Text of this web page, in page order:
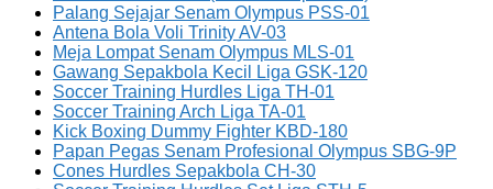
Palang Sejajar Senam Olympus PSS-01
Antena Bola Voli Trinity AV-03
Meja Lompat Senam Olympus MLS-01
Gawang Sepakbola Kecil Liga GSK-120
Soccer Training Hurdles Liga TH-01
Soccer Training Arch Liga TA-01
Kick Boxing Dummy Fighter KBD-180
Papan Pegas Senam Profesional Olympus SBG-9P
Cones Hurdles Sepakbola CH-30